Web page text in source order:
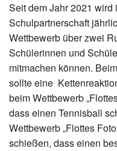
Seit dem Jahr 2021 wird
Schulpartnerschaft
Wettbewerb über zwei
Schülerinnen und
mitmachen können.
sollte eine
beim Wettbewerb
dass einen Tennisball
Wettbewerb „Flottes
schießen, dass einen